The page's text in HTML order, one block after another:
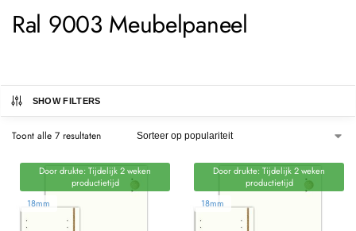
Ral 9003 Meubelpaneel
SHOW FILTERS
Toont alle 7 resultaten
Door drukte: Tijdelijk 2 weken
productietijd
18mm
Door drukte: Tijdelijk 2 weken
productietijd
18mm